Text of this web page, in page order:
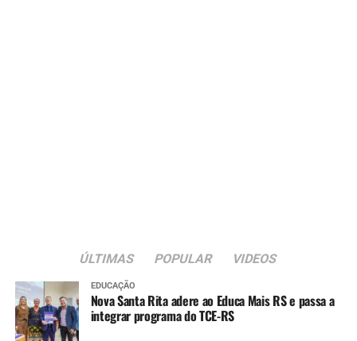
ÚLTIMAS POPULAR VIDEOS
EDUCAÇÃO
Nova Santa Rita adere ao Educa Mais RS e passa a
integrar programa do TCE-RS